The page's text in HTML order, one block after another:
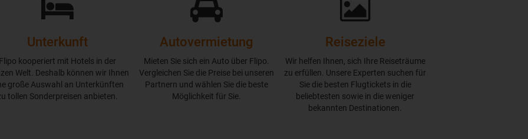
Unterkunft
Flipo kooperiert mit Hotels in der
Welt. Deshalb können wir Ihnen
große Auswahl an Unterkünften
tollen Sonderpreisen anbieten.
Autovermietung
Mieten Sie sich ein Auto über Flipo.
Vergleichen Sie die Preise bei unseren
Partnern und wählen Sie die beste
Möglichkeit für Sie.
Reiseziele
Wir helfen Ihnen, sich Ihre Reiseträume
zu erfüllen. Unsere Experten suchen für
Sie die besten Flugtickets in die
beliebtesten sowie in die weniger
bekannten Destinationen.